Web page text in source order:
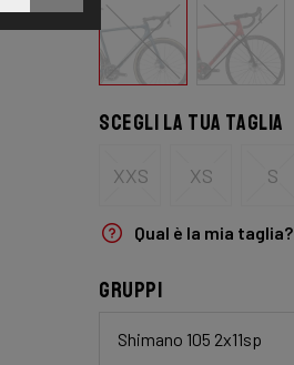
Scegli la tua taglia
XXS XS S
Qual è la mia taglia?
Gruppi
Shimano 105 2x11sp